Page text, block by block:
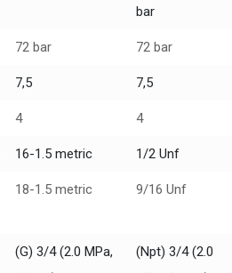
bar
72 bar 72 bar
7,5 7,5
4 4
16-1.5 metric 1/2 Unf
18-1.5 metric 9/16 Unf
(G) 3/4 (2.0 MPa,
(Npt) 3/4 (2.0